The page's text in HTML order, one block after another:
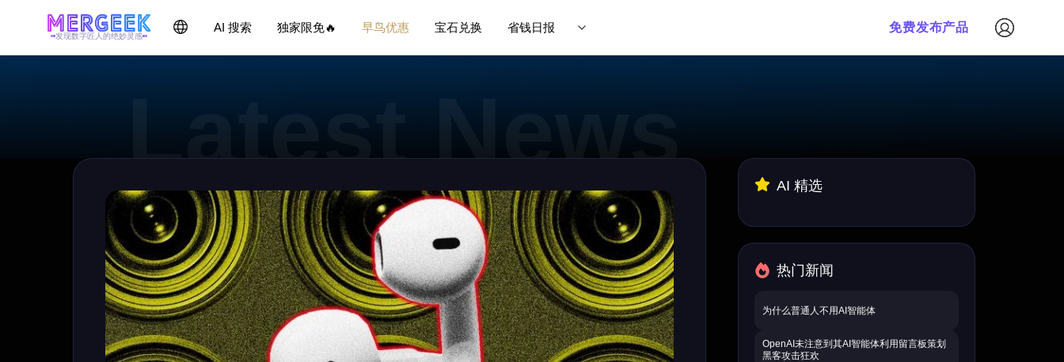
发现数字匠人的绝妙灵感
AI 搜索 独家限免🔥 早鸟优惠 宝石兑换 省钱日报 免费发布产品
AI 精选
热门新闻
为什么普通人不用AI智能体
OpenAI未注意到其AI智能体利用留言板策划
黑客攻击狂欢